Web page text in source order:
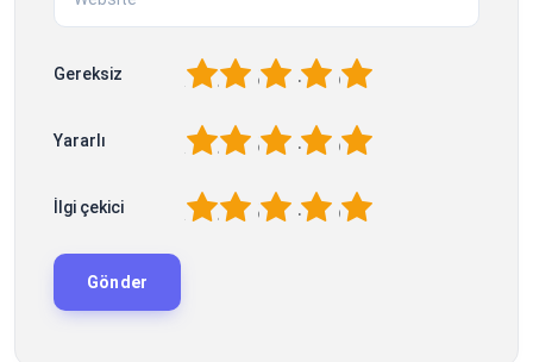
Gereksiz 5
4
3
2
Yararlı 5
4
3
2
İlgi çekici 5
4
3
2